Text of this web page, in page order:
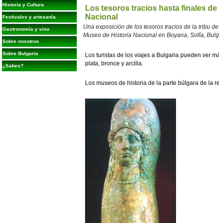
Historia y Cultura
Festivales y artesanía
Gastronomía y vino
Sobre nosotros
Sobre Bulgaria
¿Sabes?
Los tesoros tracios hasta finales
Nacional
Una exposición de los tesoros tracios de la tribu
Museo de Historia Nacional en Boyana, Sofía,
Los turistas de los viajes a Bulgaria pueden ver
plata, bronce y arcilla.
Los museos de historia de la parte búlgara de la